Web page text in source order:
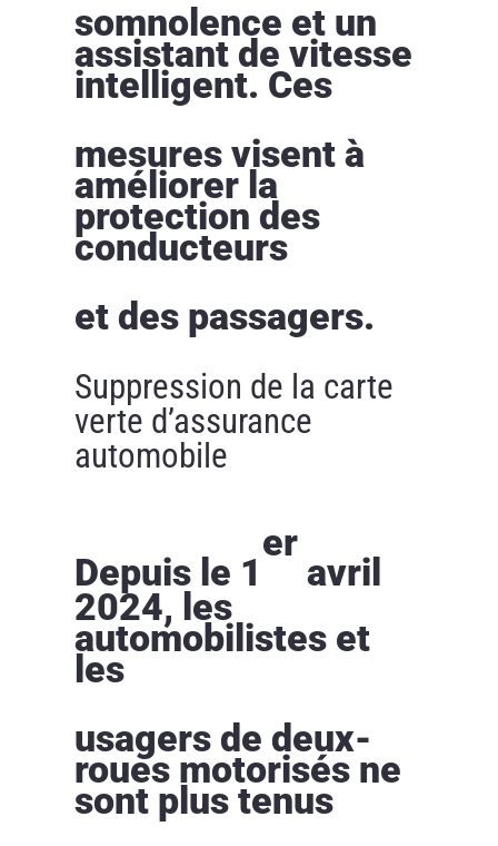
somnolence et un
assistant de vitesse
intelligent. Ces
mesures visent à
améliorer la
protection des
conducteurs
et des passagers.
Suppression de la carte
verte d’assurance
automobile
Depuis le 1
er
avril
2024, les
automobilistes et
les
usagers de deux-
roues motorisés ne
sont plus tenus